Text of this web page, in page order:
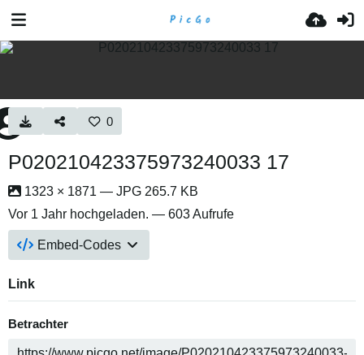
0
P020210423375973240033 17
1323 × 1871 — JPG 265.7 KB
Vor 1 Jahr hochgeladen. — 603 Aufrufe
Embed-Codes
Link
Betrachter